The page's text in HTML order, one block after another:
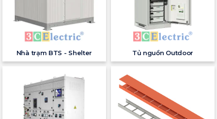
Nhà trạm BTS - Shelter Tủ nguồn Outdoor